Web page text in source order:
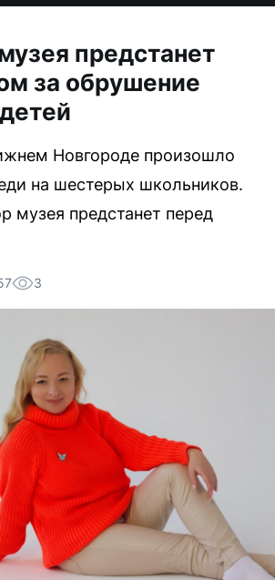
предстанет
за обрушение
Новгороде произошло
на шестерых школьников.
музея предстанет перед
3